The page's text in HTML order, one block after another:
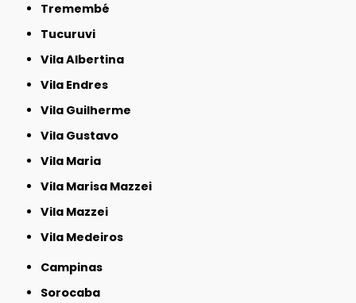
Tremembé
Tucuruvi
Vila Albertina
Vila Endres
Vila Guilherme
Vila Gustavo
Vila Maria
Vila Marisa Mazzei
Vila Mazzei
Vila Medeiros
Campinas
Sorocaba